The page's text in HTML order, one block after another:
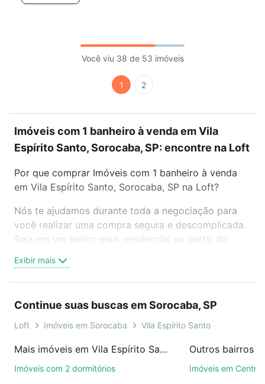
Você viu 38 de 53 imóveis
1 2
Imóveis com 1 banheiro à venda em Vila
Espírito Santo, Sorocaba, SP: encontre na Loft
Por que comprar Imóveis com 1 banheiro à venda
em Vila Espírito Santo, Sorocaba, SP na Loft?
Nós te ajudamos durante toda a negociação para
você realizar uma compra segura e descomplicada.
Seja em um bairro mais residencial ou perto do
oferta ideal de Imóveis com 1 banheiro à venda em
Vila Espírito Santo, Sorocaba, SP para conquistar
videochamada, é grátis, sem compromisso e você
ainda conta com mais de 46 mil corretores e
de imóveis.
Exibir mais
Continue suas buscas em Sorocaba, SP
Loft Imóveis em Sorocaba Vila Espírito Santo
Mais imóveis em Vila Espírito Santo
Imóveis com 2 dormitórios
Outros bairros
Imóveis em Centro